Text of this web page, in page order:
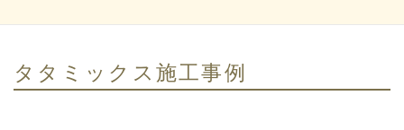
タタミックス施工事例